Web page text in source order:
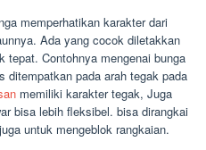
memperhatikan karakter dari
Ada yang cocok diletakkan
tepat. Contohnya mengenai bunga
ditempatkan pada arah tegak pada
memiliki karakter tegak, Juga
bisa lebih fleksibel. bisa dirangkai
untuk mengeblok rangkaian.